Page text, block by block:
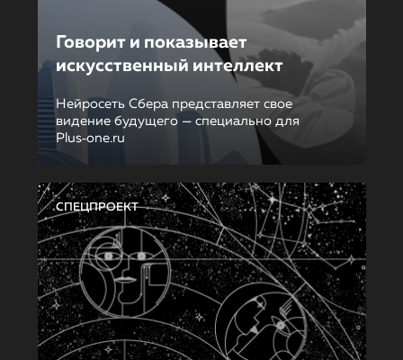
Говорит и показывает
искусственный интеллект
Нейросеть Сбера представляет свое
видение будущего — специально для
Plus‑one.ru
СПЕЦПРОЕКТ